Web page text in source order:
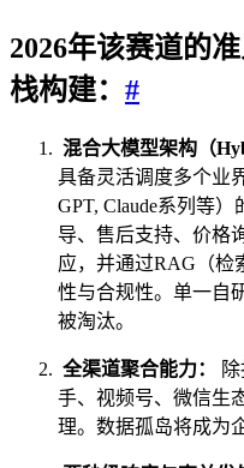
2026年该赛道的
栈构建： #
混合大模型架构（
具备灵活调度多个业
GPT, Claude系列等
导、售后支持、价格
应，并通过RAG（检
性与合规性。单一自
被淘汰。
全渠道聚合能力：
手、视频号、微信生
理。数据孤岛将成为